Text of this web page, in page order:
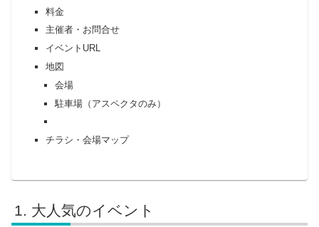
料金
主催者・お問合せ
イベントURL
地図
会場
駐車場（アスペクタのみ）
チラシ・会場マップ
大人気のイベント